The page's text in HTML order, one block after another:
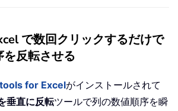
で数回クリックするだけで
反転させる
for Excelがインストールされて
垂直に反転ツールで列の数値順序を瞬